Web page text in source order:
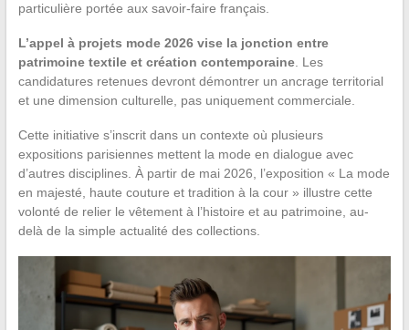
particulière portée aux savoir-faire français.
L’appel à projets mode 2026 vise la jonction entre
patrimoine textile et création contemporaine. Les
candidatures retenues devront démontrer un ancrage territorial
et une dimension culturelle, pas uniquement commerciale.
Cette initiative s’inscrit dans un contexte où plusieurs
expositions parisiennes mettent la mode en dialogue avec
d’autres disciplines. À partir de mai 2026, l’exposition « La mode
en majesté, haute couture et tradition à la cour » illustre cette
volonté de relier le vêtement à l’histoire et au patrimoine, au-
delà de la simple actualité des collections.